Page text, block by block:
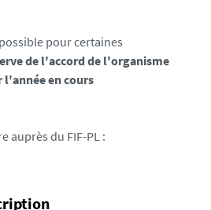
possible pour certaines
de l'accord de l'organisme
en cours
auprès du FIF-PL :